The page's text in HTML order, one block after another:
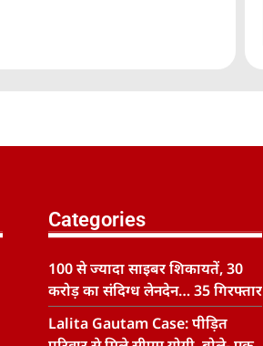
Categories
100 से ज्यादा साइबर शिकायतें, 30
करोड़ का संदिग्ध लेनदेन… 35 गिरफ्तार
Lalita Gautam Case: पीड़ित